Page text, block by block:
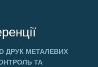
ДРУК МЕТАЛЕВИХ
ТА